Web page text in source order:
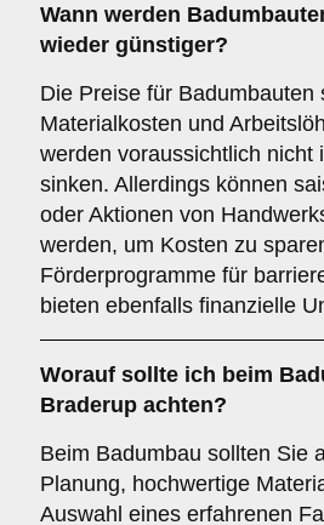
Wann werden
wieder günstiger?
Die Preise für Badumbauten
Materialkosten und
werden voraussichtlich nicht
sinken. Allerdings können
oder Aktionen von
werden, um Kosten zu
Förderprogramme für
bieten ebenfalls finanzielle
Worauf sollte ich beim
Braderup achten?
Beim Badumbau sollten Sie
Planung, hochwertige
Auswahl eines erfahrenen